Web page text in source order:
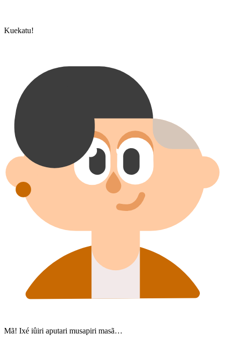
Kuekatu!
Mã! Ixé iûiri aputari musapiri masã…